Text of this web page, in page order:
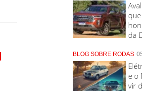
da
BLOG SOBRE RODAS
e o
vir